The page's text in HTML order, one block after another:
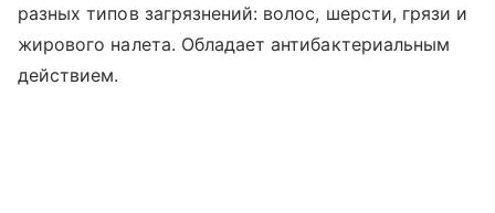
разных типов загрязнений: волос, шерсти, грязи и
жирового налета. Обладает антибактериальным
действием.